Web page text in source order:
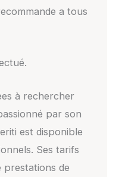
a tous
à rechercher
par son
est disponible
Ses tarifs
prestations de